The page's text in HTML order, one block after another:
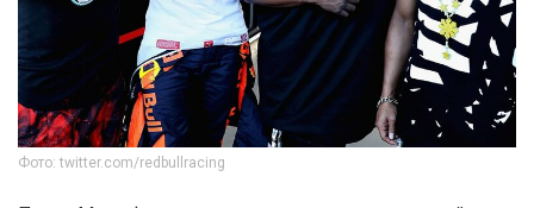
Фото: twitter.com/redbullracing